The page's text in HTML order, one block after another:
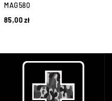
MAG580
85,00zł